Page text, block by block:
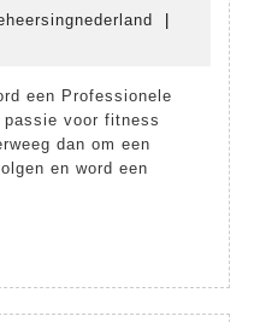
met
de
een Professionele
voor fitness
dan om een
en word een